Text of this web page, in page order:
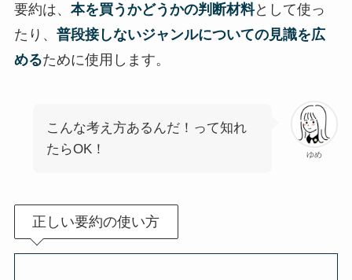
要約は、 本を買うかどうかの判断材料として使っ
たり、 普段接しないジャンルについての見識を広
めるために使用します。
ゆめ
こんな考え方あるんだ！って知れ
たらOK！
正しい要約の使い方